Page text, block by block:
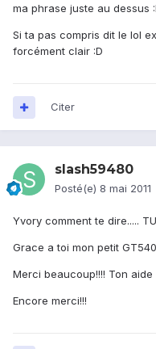
ma phrase juste au dessus
Si ta pas compris dit le lol
forcément clair :D
Citer
slash59480
Posté(e) 8 mai 2011
Yvory comment te dire..... TU
Grace a toi mon petit
Merci beaucoup!!!! Ton
Encore merci!!!